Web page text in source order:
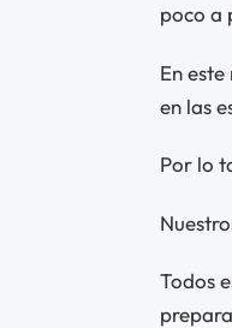
poco a
En
en las
Por lo
Todos